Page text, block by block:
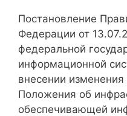
Постановление
Федерации от
федеральной
информационной
внесении изменения
Положения об
обеспечивающей